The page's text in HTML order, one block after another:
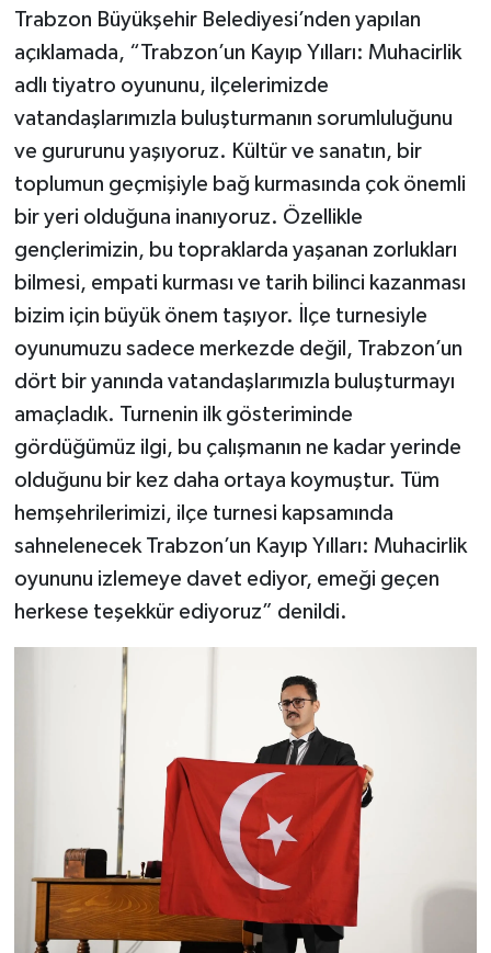
Trabzon Büyükşehir Belediyesi’nden yapılan
açıklamada, “Trabzon’un Kayıp Yılları: Muhacirlik
adlı tiyatro oyununu, ilçelerimizde
vatandaşlarımızla buluşturmanın sorumluluğunu
ve gururunu yaşıyoruz. Kültür ve sanatın, bir
toplumun geçmişiyle bağ kurmasında çok önemli
bir yeri olduğuna inanıyoruz. Özellikle
gençlerimizin, bu topraklarda yaşanan zorlukları
bilmesi, empati kurması ve tarih bilinci kazanması
bizim için büyük önem taşıyor. İlçe turnesiyle
oyunumuzu sadece merkezde değil, Trabzon’un
dört bir yanında vatandaşlarımızla buluşturmayı
amaçladık. Turnenin ilk gösteriminde
gördüğümüz ilgi, bu çalışmanın ne kadar yerinde
olduğunu bir kez daha ortaya koymuştur. Tüm
hemşehrilerimizi, ilçe turnesi kapsamında
sahnelenecek Trabzon’un Kayıp Yılları: Muhacirlik
oyununu izlemeye davet ediyor, emeği geçen
herkese teşekkür ediyoruz” denildi.